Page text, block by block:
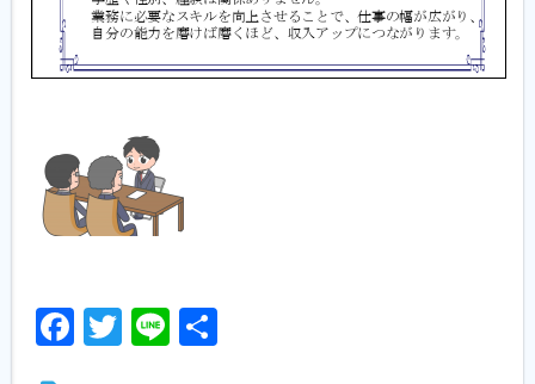
Facebook
Twitter
Line